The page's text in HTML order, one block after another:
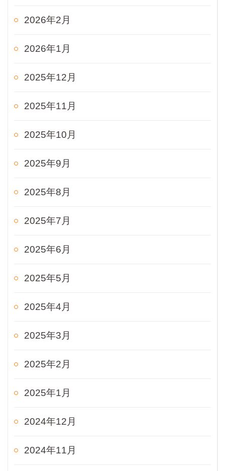
2026年2月
2026年1月
2025年12月
2025年11月
2025年10月
2025年9月
2025年8月
2025年7月
2025年6月
2025年5月
2025年4月
2025年3月
2025年2月
2025年1月
2024年12月
2024年11月